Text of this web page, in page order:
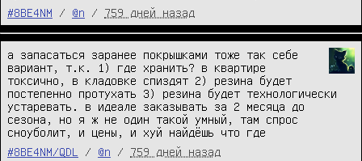
#8BE4NM
/ @n / 759 дней назад
а запасаться заранее покрышками тоже так себе
вариант, т.к. 1) где хранить? в квартире
токсично, в кладовке спиздят 2) резина будет
постепенно протухать 3) резина будет технологически
устаревать. в идеале заказывать за 2 месяца до
сезона, но я ж не один такой умный, там спрос
сноуболит, и цены, и хуй найдёшь что где
#8BE4NM/QDL
/ @n / 759 дней назад